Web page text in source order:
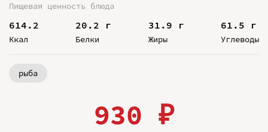
Пищевая ценность блюда
614.2
Ккал
20.2 г
Белки
31.9 г
Жиры
61.5 г
Углеводы
рыба
930 ₽